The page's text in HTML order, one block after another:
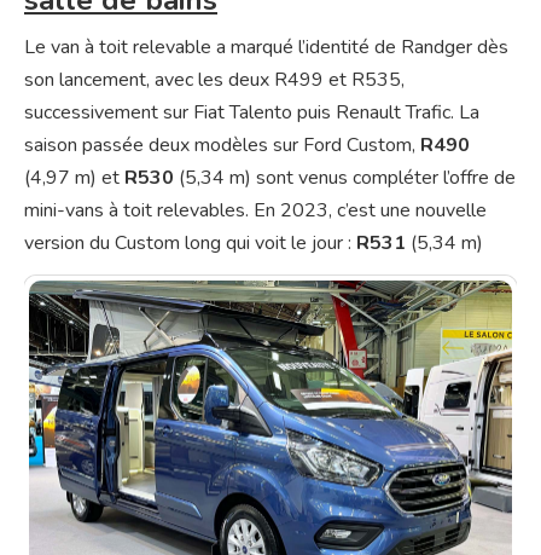
Le van à toit relevable a marqué l’identité de Randger dès
son lancement, avec les deux R499 et R535,
successivement sur Fiat Talento puis Renault Trafic. La
saison passée deux modèles sur Ford Custom, R490
(4,97 m) et R530 (5,34 m) sont venus compléter l’offre de
mini-vans à toit relevables. En 2023, c’est une nouvelle
version du Custom long qui voit le jour : R531 (5,34 m)